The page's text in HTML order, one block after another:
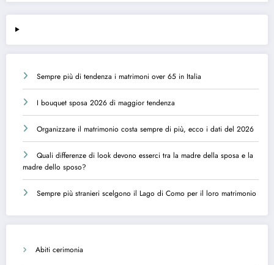
Sempre più di tendenza i matrimoni over 65 in Italia
I bouquet sposa 2026 di maggior tendenza
Organizzare il matrimonio costa sempre di più, ecco i dati del 2026
Quali differenze di look devono esserci tra la madre della sposa e la
madre dello sposo?
Sempre più stranieri scelgono il Lago di Como per il loro matrimonio
Abiti cerimonia